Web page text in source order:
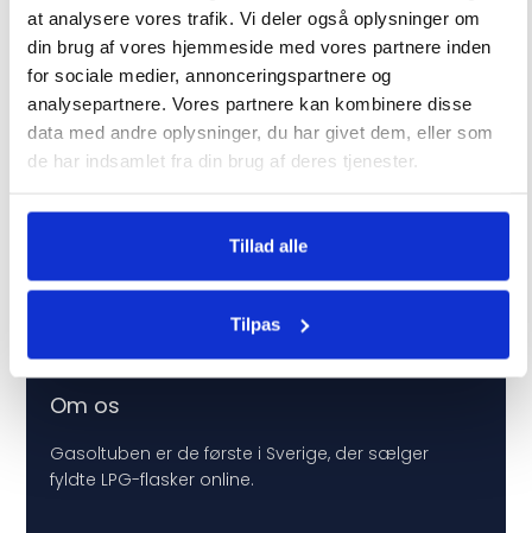
at analysere vores trafik. Vi deler også oplysninger om
din brug af vores hjemmeside med vores partnere inden
for sociale medier, annonceringspartnere og
analysepartnere. Vores partnere kan kombinere disse
data med andre oplysninger, du har givet dem, eller som
de har indsamlet fra din brug af deres tjenester.
Tillad alle
Tilpas
Dagligt i hverdagene.
Forretning
Bliv forhandler
Om Heatnordic
Leveringsbetingelser
Generelle købsbetingelser
Om os
Gasoltuben er de første i Sverige, der sælger
fyldte LPG-flasker online.